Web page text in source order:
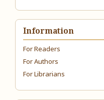
Information
For Readers
For Authors
For Librarians